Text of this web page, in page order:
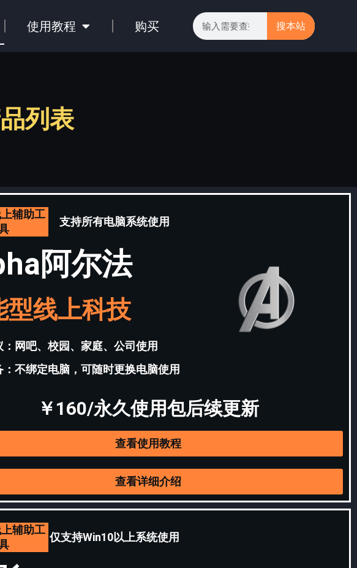
使用教程 购买 搜本站
列表
辅助工
支持所有电脑系统使用
阿尔法
型线上科技
：网吧、校园、家庭、公司使用
：不绑定电脑，可随时更换电脑使用
￥160/永久使用包后续更新
查看使用教程
查看详细介绍
辅助工
仅支持Win10以上系统使用